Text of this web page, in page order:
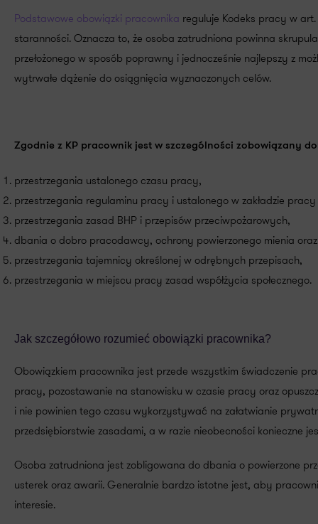
Podstawowe obowiązki pracownika reguluje Kodeks pracy w
staranności. Oznacza to, że osoba zatrudniona powinna
przełożonego w sposób poprawny i jednocześnie najlepszy z
wytrwałe dążenie do osiągnięcia wyznaczonych celów.
Zgodnie z KP pracownik jest w szczególności zobowiązany
przestrzegania ustalonego czasu pracy,
przestrzegania regulaminu pracy i ustalonego w zakładzie
przestrzegania zasad BHP i przepisów przeciwpożarowych,
dbania o dobro pracodawcy, ochrony powierzonego mienia
przestrzegania tajemnicy określonej w odrębnych przepisach,
przestrzegania w miejscu pracy zasad współżycia społecznego.
Jak szczegółowo rozumieć obowiązki pracownika?
Obowiązkiem pracownika jest przede wszystkim świadczenie
pracy, pozostawanie na stanowisku w czasie pracy oraz
i nie powinien tego czasu wykorzystywać na załatwianie
przedsiębiorstwie zasadami, a w razie nieobecności konieczne
Osoba zatrudniona jest zobligowana do dbania o powierzone
usterek oraz awarii. Generalnie bardzo istotne jest, aby
interesie.